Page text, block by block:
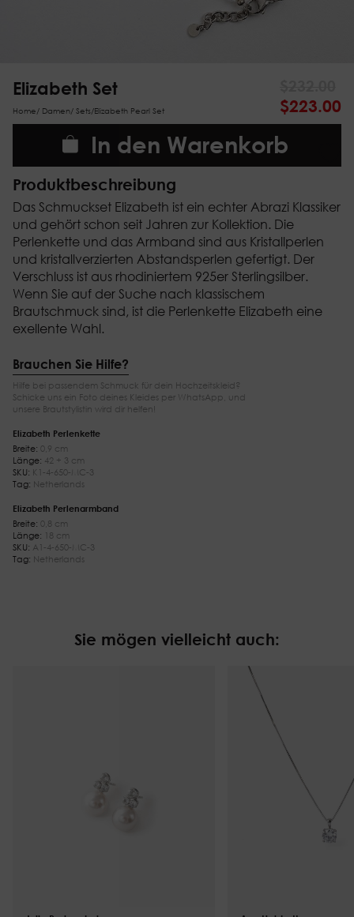
Elizabeth Set
$223.00
Home/ Damen/ Sets/Elizabeth Pearl Set
In den Warenkorb
Produktbeschreibung
Das Schmuckset Elizabeth ist ein echter Abrazi Klassiker
und gehört schon seit Jahren zur Kollektion. Die
Perlenkette und das Armband sind aus Kristallperlen
und kristallverzierten Abstandsperlen gefertigt. Der
Verschluss ist aus rhodiniertem 925er Sterlingsilber.
Wenn Sie auf der Suche nach klassischem
Brautschmuck sind, ist die Perlenkette Elizabeth eine
exellente Wahl.
Elizabeth Perlenkette
Breite: 0,9 cm
Länge: 42 + 3 cm
SKU: K1-4-650-MC-3
Tag: Netherlands
Elizabeth Perlenarmband
Breite: 0,8 cm
Länge: 18 cm
SKU: A1-4-650-MC-3
Tag: Netherlands
Brauchen Sie Hilfe?
Hilfe bei passendem Schmuck für dein Hochzeitskleid?
Schicke uns ein Foto deines Kleides per WhatsApp, und
unsere Brautstylistin wird dir helfen!
Sie mögen vielleicht auch: